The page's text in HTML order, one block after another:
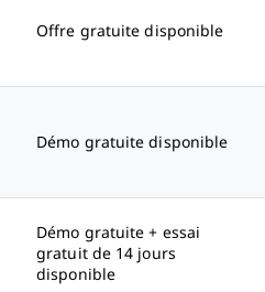
Offre gratuite disponible
Démo gratuite disponible
Démo gratuite + essai
gratuit de 14 jours
disponible